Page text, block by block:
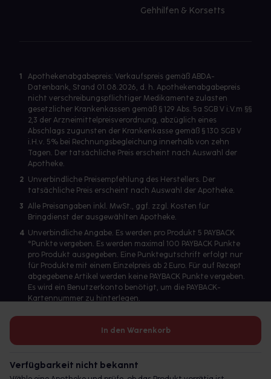
In den Warenkorb
Verfügbarkeit nicht bekannt
Gehhilfen & Korsetts
1
Apothekenabgabepreis: Verkaufspreis gemäß ABDA-
Datenbank, Stand 01.08.2026, d. h. Apothekenabgabepreis
nicht verschreibungspflichtiger Medikamente zulasten
gesetzlicher Krankenkassen gemäß § 129 Abs. 5a SGB V i.V.m §§
2,3 der Arzneimittelpreisverordnung, abzüglich eines
Abschlags zugunsten der Krankenkasse gemäß § 130 SGB V
i.H.v. 5% bei Rechnungsbegleichung innerhalb von zehn
Tagen. Der tatsächliche Preis erscheint nach Auswahl der
Apotheke.
2 Unverbindliche Preisempfehlung des Herstellers. Der
tatsächliche Preis erscheint nach Auswahl der Apotheke.
3 Alle Preisangaben inkl. MwSt., ggf. zzgl. Kosten für
Bringdienst der ausgewählten Apotheke.
4 Unverbindliche Angabe. Es werden pro Produkt 5 PAYBACK
°Punkte vergeben. Es werden maximal 100 PAYBACK Punkte
pro Produkt ausgegeben. Eine Punktegutschrift erfolgt nur
für Produkte mit einem Einzelpreis ab 2 Euro. Für auf Rezept
abgegebene Artikel werden keine PAYBACK Punkte vergeben.
Es wird ein Benutzerkonto benötigt, um die PAYBACK-
Kartennummer zu hinterlegen.
Betreiber des Portals und verantwortlich: gesund.de GmbH &
© 2026 gesund.de GmbH & Co. KG